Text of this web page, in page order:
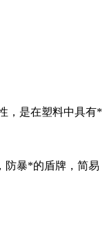
，是在塑料中具有*
防暴*的盾牌，简易